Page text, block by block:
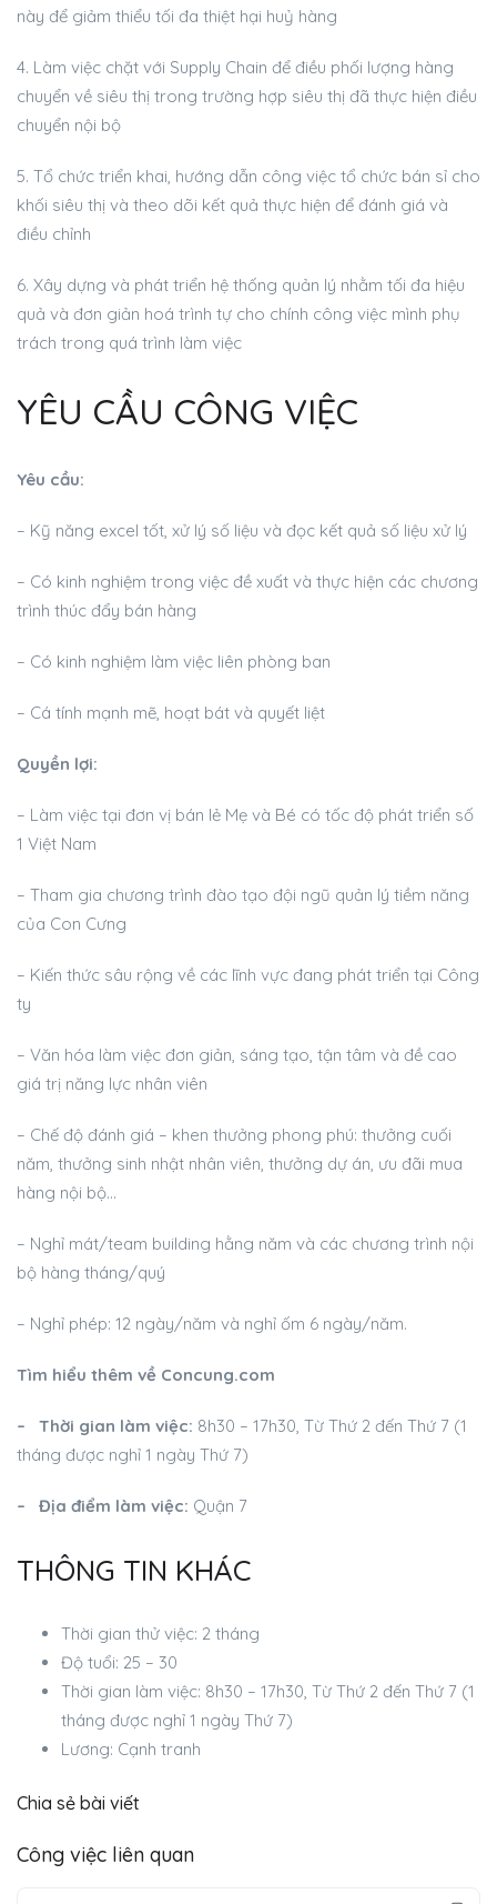
này để giảm thiểu tối đa thiệt hại huỷ hàng
4. Làm việc chặt với Supply Chain để điều phối lượng hàng
chuyển về siêu thị trong trường hợp siêu thị đã thực hiện điều
chuyển nội bộ
5. Tổ chức triển khai, hướng dẫn công việc tổ chức bán sỉ cho
khối siêu thị và theo dõi kết quả thực hiện để đánh giá và
điều chỉnh
6. Xây dựng và phát triển hệ thống quản lý nhằm tối đa hiệu
quả và đơn giản hoá trình tự cho chính công việc mình phụ
trách trong quá trình làm việc
YÊU CẦU CÔNG VIỆC
Yêu cầu:
– Kỹ năng excel tốt, xử lý số liệu và đọc kết quả số liệu xử lý
– Có kinh nghiệm trong việc đề xuất và thực hiện các chương
trình thúc đẩy bán hàng
– Có kinh nghiệm làm việc liên phòng ban
– Cá tính mạnh mẽ, hoạt bát và quyết liệt
Quyền lợi:
– Làm việc tại đơn vị bán lẻ Mẹ và Bé có tốc độ phát triển số
1 Việt Nam
– Tham gia chương trình đào tạo đội ngũ quản lý tiềm năng
của Con Cưng
– Kiến thức sâu rộng về các lĩnh vực đang phát triển tại Công
ty
– Văn hóa làm việc đơn giản, sáng tạo, tận tâm và đề cao
giá trị năng lực nhân viên
– Chế độ đánh giá – khen thưởng phong phú: thưởng cuối
năm, thưởng sinh nhật nhân viên, thưởng dự án, ưu đãi mua
hàng nội bộ…
– Nghỉ mát/team building hằng năm và các chương trình nội
bộ hàng tháng/quý
– Nghỉ phép: 12 ngày/năm và nghỉ ốm 6 ngày/năm.
Tìm hiểu thêm về Concung.com
– Thời gian làm việc: 8h30 – 17h30, Từ Thứ 2 đến Thứ 7 (1
tháng được nghỉ 1 ngày Thứ 7)
– Địa điểm làm việc: Quận 7
THÔNG TIN KHÁC
Thời gian thử việc: 2 tháng
Độ tuổi: 25 – 30
Thời gian làm việc: 8h30 – 17h30, Từ Thứ 2 đến Thứ 7 (1
tháng được nghỉ 1 ngày Thứ 7)
Lương: Cạnh tranh
Chia sẻ bài viết
Công việc liên quan